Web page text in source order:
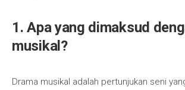
1. Apa yang dimaksud
musikal?
Drama musikal adalah pertunjukan seni